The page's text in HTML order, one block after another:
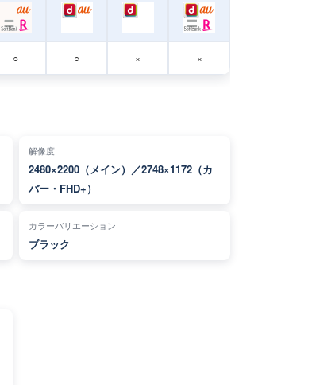
○ ○ × ×
解像度
2480×2200（メイン）／2748×1172（カ
バー・FHD+）
カラーバリエーション
ブラック